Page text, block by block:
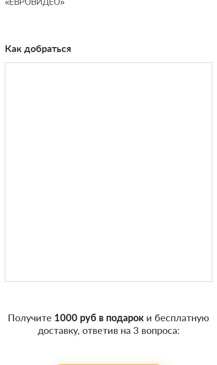
Как добраться
Получите 1000 руб в подарок и бесплатную
доставку, ответив на 3 вопроса: